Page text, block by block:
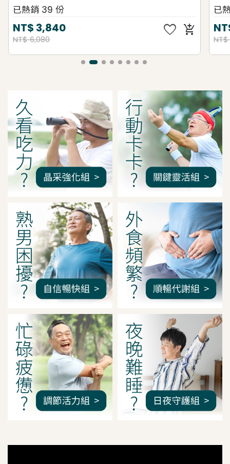
已熱銷 39 份
NT$ 3,840
NT$ 6,080
favorite add_shopping_cart
已
我是間距調整